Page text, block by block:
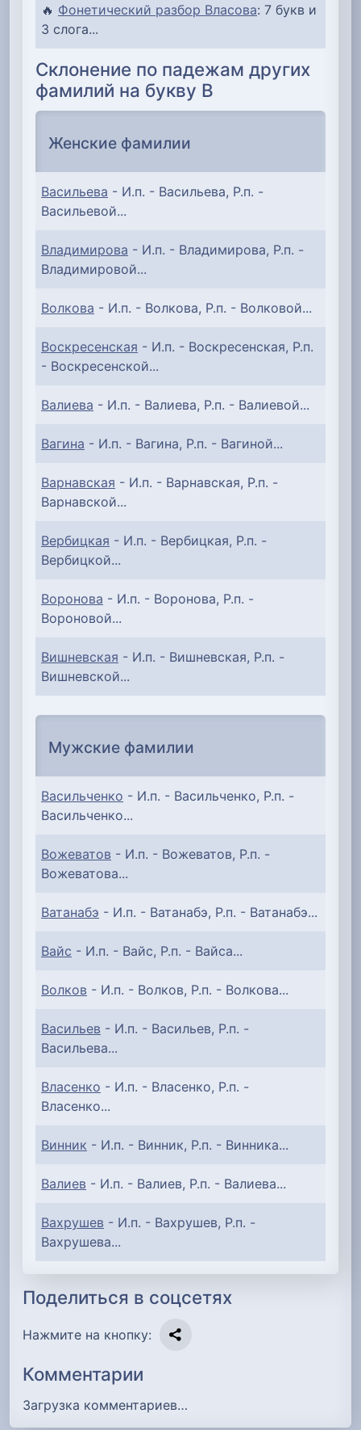
🔥 Фонетический разбор Власова: 7 букв и
3 слога...
Склонение по падежам других
фамилий на букву В
Женские фамилии
Васильева - И.п. - Васильева, Р.п. -
Васильевой...
Владимирова - И.п. - Владимирова, Р.п. -
Владимировой...
Волкова - И.п. - Волкова, Р.п. - Волковой...
Воскресенская - И.п. - Воскресенская, Р.п.
- Воскресенской...
Валиева - И.п. - Валиева, Р.п. - Валиевой...
Вагина - И.п. - Вагина, Р.п. - Вагиной...
Варнавская - И.п. - Варнавская, Р.п. -
Варнавской...
Вербицкая - И.п. - Вербицкая, Р.п. -
Вербицкой...
Воронова - И.п. - Воронова, Р.п. -
Вороновой...
Вишневская - И.п. - Вишневская, Р.п. -
Вишневской...
Мужские фамилии
Васильченко - И.п. - Васильченко, Р.п. -
Васильченко...
Вожеватов - И.п. - Вожеватов, Р.п. -
Вожеватова...
Ватанабэ - И.п. - Ватанабэ, Р.п. - Ватанабэ...
Вайс - И.п. - Вайс, Р.п. - Вайса...
Волков - И.п. - Волков, Р.п. - Волкова...
Васильев - И.п. - Васильев, Р.п. -
Васильева...
Власенко - И.п. - Власенко, Р.п. -
Власенко...
Винник - И.п. - Винник, Р.п. - Винника...
Валиев - И.п. - Валиев, Р.п. - Валиева...
Вахрушев - И.п. - Вахрушев, Р.п. -
Вахрушева...
Поделиться в соцсетях
Нажмите на кнопку:
Комментарии
Загрузка комментариев…